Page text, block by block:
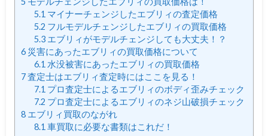
5.1 マイナーチェンジしたエブリィの査定価格
5.2 フルモデルチェンジしたエブリィの買取価格
5.3エブリィがモデルチェンジしても大丈夫！？
6災害にあったエブリィの買取価格について
6.1 水没被害にあったエブリィの買取価格
7査定士はエブリィ査定時にはここを見る！
7.1 プロ査定士によるエブリィのボディ歪みチェック
7.2 プロ査定士によるエブリィのネジ山破損チェック
8エブリィ買取のながれ
8.1 車買取に必要な書類はこれだ！